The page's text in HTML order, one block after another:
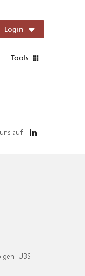
Login
Tools
auf
UBS